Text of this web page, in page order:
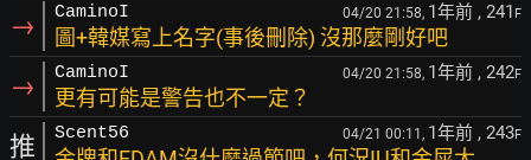
→ CaminoI 04/20 21:58, 1年前 , 241 F
圖+韓媒寫上名字(事後刪除) 沒那麼剛好吧
→ CaminoI 04/20 21:58, 1年前 , 242F
更有可能是警告也不一定？
推 Scent56 04/21 00:11, 1年前 , 243F